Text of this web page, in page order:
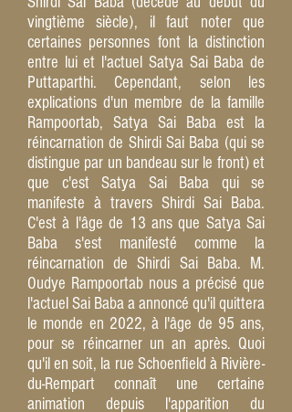
vingtième siècle), il faut noter que
certaines personnes font la distinction
entre lui et l'actuel Satya Sai Baba de
Puttaparthi. Cependant, selon les
explications d'un membre de la famille
Rampoortab, Satya Sai Baba est la
réincarnation de Shirdi Sai Baba (qui se
distingue par un bandeau sur le front) et
que c'est Satya Sai Baba qui se
manifeste à travers Shirdi Sai Baba.
C'est à l'âge de 13 ans que Satya Sai
Baba s'est manifesté comme la
réincarnation de Shirdi Sai Baba. M.
Oudye Rampoortab nous a précisé que
l'actuel Sai Baba a annoncé qu'il quittera
le monde en 2022, à l'âge de 95 ans,
pour se réincarner un an après. Quoi
qu'il en soit, la rue Schoenfield à Rivière-
du-Rempart connaît une certaine
animation depuis l'apparition du